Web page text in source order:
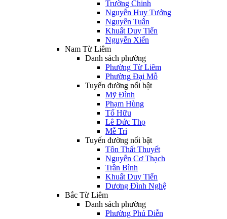
Trường Chinh
Nguyễn Huy Tưởng
Nguyễn Tuân
Khuất Duy Tiến
Nguyễn Xiển
Nam Từ Liêm
Danh sách phường
Phường Từ Liêm
Phường Đại Mỗ
Tuyến đường nổi bật
Mỹ Đình
Phạm Hùng
Tố Hữu
Lê Đức Thọ
Mễ Trì
Tuyến đường nổi bật
Tôn Thất Thuyết
Nguyễn Cơ Thạch
Trần Bình
Khuất Duy Tiến
Dương Đình Nghệ
Bắc Từ Liêm
Danh sách phường
Phường Phú Diễn